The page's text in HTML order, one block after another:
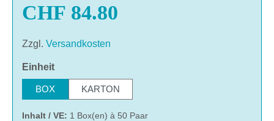
CHF 84.80
Zzgl. Versandkosten
Einheitauswählen
BOX KARTON
Inhalt / VE: 1 Box(en) à 50 Paar